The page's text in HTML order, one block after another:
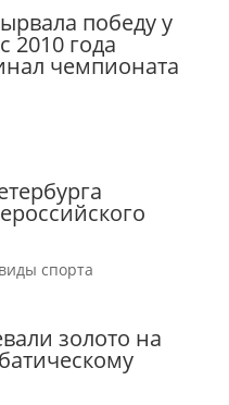
победу у
2010 года
чемпионата
спорта
золото на